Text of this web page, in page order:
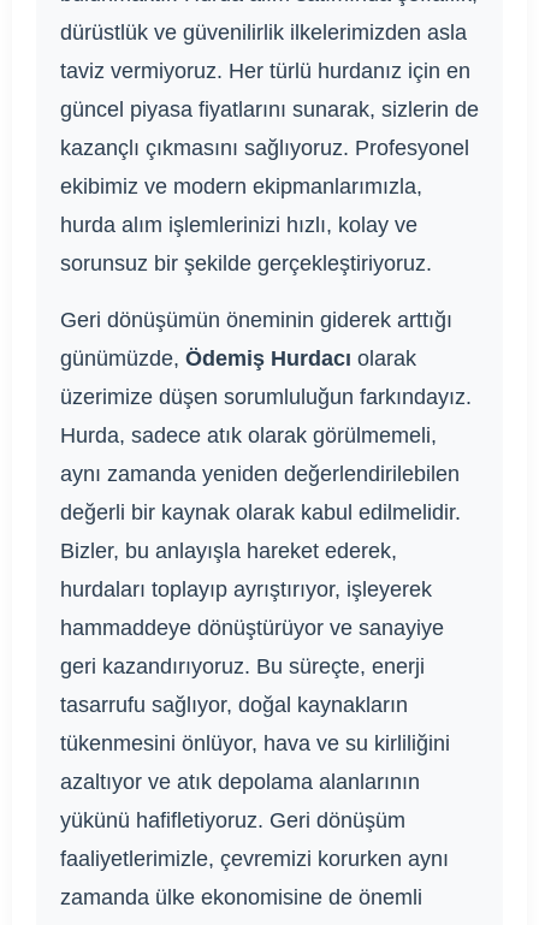
dürüstlük ve güvenilirlik ilkelerimizden asla
taviz vermiyoruz. Her türlü hurdanız için en
güncel piyasa fiyatlarını sunarak, sizlerin de
kazançlı çıkmasını sağlıyoruz. Profesyonel
ekibimiz ve modern ekipmanlarımızla,
hurda alım işlemlerinizi hızlı, kolay ve
sorunsuz bir şekilde gerçekleştiriyoruz.
Geri dönüşümün öneminin giderek arttığı
günümüzde, Ödemiş Hurdacı olarak
üzerimize düşen sorumluluğun farkındayız.
Hurda, sadece atık olarak görülmemeli,
aynı zamanda yeniden değerlendirilebilen
değerli bir kaynak olarak kabul edilmelidir.
Bizler, bu anlayışla hareket ederek,
hurdaları toplayıp ayrıştırıyor, işleyerek
hammaddeye dönüştürüyor ve sanayiye
geri kazandırıyoruz. Bu süreçte, enerji
tasarrufu sağlıyor, doğal kaynakların
tükenmesini önlüyor, hava ve su kirliliğini
azaltıyor ve atık depolama alanlarının
yükünü hafifletiyoruz. Geri dönüşüm
faaliyetlerimizle, çevremizi korurken aynı
zamanda ülke ekonomisine de önemli